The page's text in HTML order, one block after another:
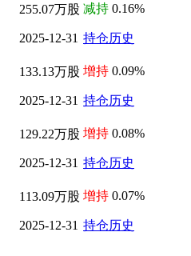
255.07万股
2025-12-31
减持 0.16%
持仓历史
133.13万股
2025-12-31
增持 0.09%
持仓历史
129.22万股
2025-12-31
增持 0.08%
持仓历史
113.09万股
2025-12-31
增持 0.07%
持仓历史